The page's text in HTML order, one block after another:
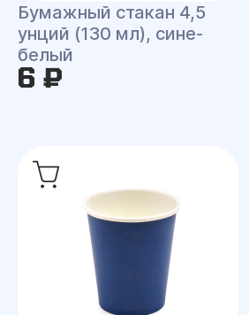
Бумажный стакан 4,5
унций (130 мл), сине-
белый
6 ₽